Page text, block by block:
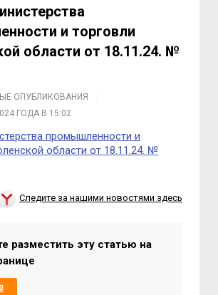
и торговли
области от 18.11.24. №
ОПУБЛИКОВАНИЯ
ГОДА В 15:02
промышленности и
области от 18.11.24. №
Следите за нашими новостями здесь
разместить эту статью на